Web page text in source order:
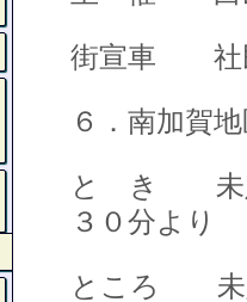
街宣車 社
６．南加賀
と き 未定
３０分より
ところ 未